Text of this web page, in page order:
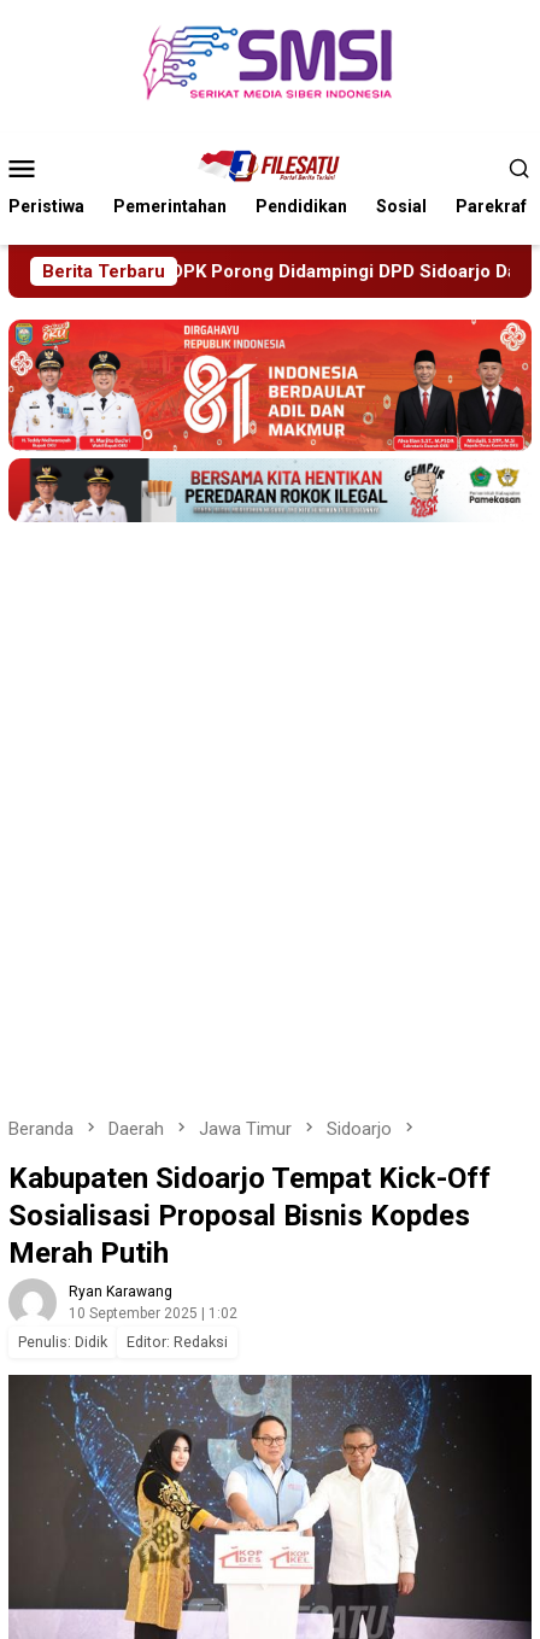
Mobile
Peristiwa Pemerintahan Pendidikan Sosial Parekraf
Berita Terbaru
DPD Sidoarjo Datangi Inspektorat Tindaklanjuti
Beranda Daerah Jawa Timur Sidoarjo
Kabupaten Sidoarjo Tempat Kick-Off
Sosialisasi Proposal Bisnis Kopdes
Merah Putih
Ryan Karawang
10 September 2025 | 1:02
Penulis: Didik Editor: Redaksi